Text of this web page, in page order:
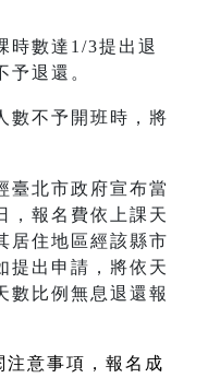
時數達1/3提出退
予退還。
數不予開班時，將
臺北市政府宣布當
，報名費依上課天
居住地區經該縣市
提出申請，將依天
數比例無息退還報
注意事項，報名成